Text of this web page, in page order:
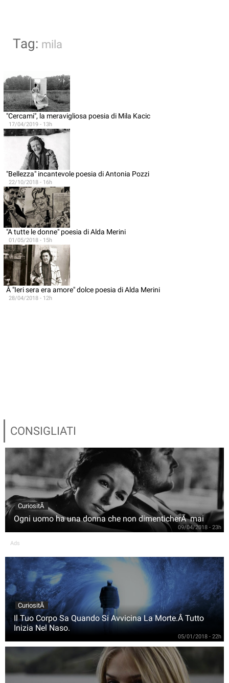
Tag: mila
"Cercami", la meravigliosa poesia di Mila Kacic
17/04/2019 - 13h
"Bellezza" incantevole poesia di Antonia Pozzi
22/10/2018 - 16h
"A tutte le donne" poesia di Alda Merini
01/05/2018 - 15h
Â "Ieri sera era amore" dolce poesia di Alda Merini
28/04/2018 - 12h
CONSIGLIATI
CuriositÃ
Ogni uomo ha una donna che non dimenticherÃ mai
09/04/2018 - 23h
Ads
CuriositÃ
Il Tuo Corpo Sa Quando Si Avvicina La Morte.Â Tutto
Inizia Nel Naso.
05/01/2018 - 22h